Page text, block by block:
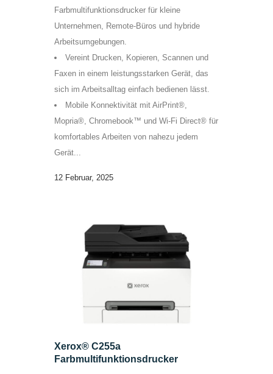
Farbmultifunktionsdrucker für kleine
Unternehmen, Remote-Büros und hybride
Arbeitsumgebungen.
Vereint Drucken, Kopieren, Scannen und
Faxen in einem leistungsstarken Gerät, das
sich im Arbeitsalltag einfach bedienen lässt.
Mobile Konnektivität mit AirPrint®,
Mopria®, Chromebook™ und Wi-Fi Direct® für
komfortables Arbeiten von nahezu jedem
Gerät...
12 Februar, 2025
Xerox® C255a
Farbmultifunktionsdrucker